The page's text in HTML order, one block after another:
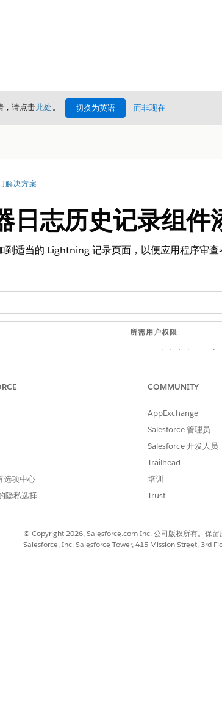
，请点击此处。 切换为英语 而非现在
解决方案
日志历史记录组件
适当的 Lightning 记录页面，以便应用程序审查
所需用户权限
自定义应用程序
加到应用程序 Lightning 记录页面：
击要编辑其布局的对象。例如，单击 营业执照申请
。
单击页面布局名称。例如，单击 营业执照申请记录页面。
板拖到 Lightning 页面画布，并将其放在您想要显示的位置
程序生成器。
添加到单个应用程序 Lightning 记录页面。
选项中心
隐私选择
COMMUNITY
AppExchange
Salesforce 管理员
Salesforce 开发人员
Trailhead
培训
Trust
© Copyright 2026, Salesforce.com Inc. 公司版权所有。保留
Salesforce, Inc. Salesforce Tower, 415 Mission Street, 3rd